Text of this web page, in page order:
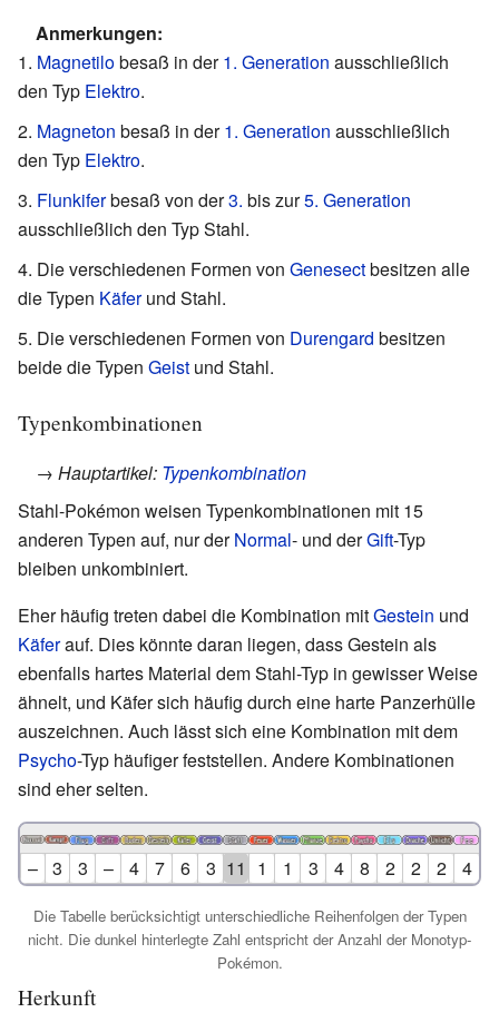
Anmerkungen:
Magnetilobesaß in der1. Generation ausschließlich
den Typ Elektro.
Magneton besaß in der1. Generation ausschließlich
den Typ Elektro.
Flunkiferbesaß von der3. bis zur5. Generation
ausschließlich den Typ Stahl.
Die verschiedenen Formen von Genesectbesitzen alle
die Typen Käferund Stahl.
Die verschiedenen Formen von Durengard besitzen
beide die Typen Geist und Stahl.
Typenkombinationen
→ Hauptartikel: Typenkombination
Stahl-Pokémon weisen Typenkombinationen mit 15
anderen Typen auf, nur derNormal- und derGift-Typ
bleiben unkombiniert.
Eher häufig treten dabei die Kombination mitGestein und
Käferauf. Dies könnte daran liegen, dass Gestein als
ebenfalls hartes Material dem Stahl-Typ in gewisser Weise
ähnelt, und Käfer sich häufig durch eine harte Panzerhülle
auszeichnen. Auch lässt sich eine Kombination mit dem
Psycho-Typ häufiger feststellen. Andere Kombinationen
sind eher selten.
– 3 3 – 4 7 6 3 11 1 1 3 4 8 2 2 2 4
Die Tabelle berücksichtigt unterschiedliche Reihenfolgen der Typen
nicht. Die dunkel hinterlegte Zahl entspricht der Anzahl der Monotyp-
Pokémon.
Herkunft